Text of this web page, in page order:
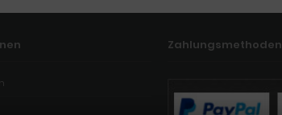
Zahlungsmethoden